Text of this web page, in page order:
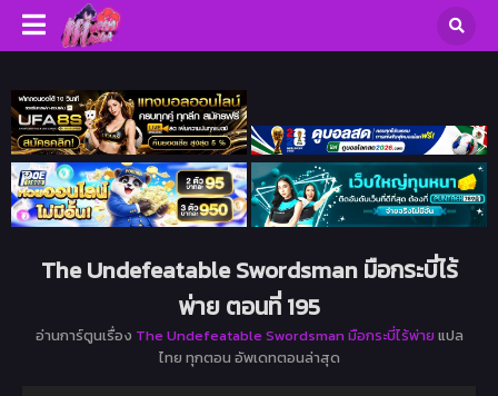
The Undefeatable Swordsman มือกระบี่ไร้
พ่าย ตอนที่ 195
อ่านการ์ตูนเรื่อง The Undefeatable Swordsman มือกระบี่ไร้พ่าย แปล
ไทย ทุกตอน อัพเดทตอนล่าสุด